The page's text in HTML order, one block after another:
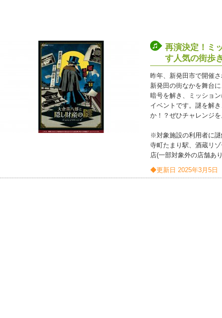
再演決定！ミ
す人気の街歩
昨年、新発田市で開催
新発田の街なかを舞台
暗号を解き、ミッショ
イベントです。謎を解
か！？ぜひチャレンジ
※対象施設の利用者に
寺町たまり駅、酒蔵リ
店(一部対象外の店舗あ
◆更新日 2025年3月5日